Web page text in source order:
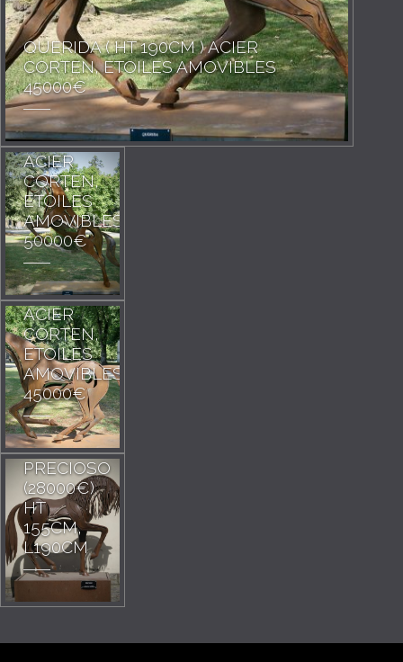
QUERIDA ( HT 190CM ) ACIER
CORTEN, ETOILES AMOVIBLES
45000€
QUARTZ
( HT
272CM )
ACIER
CORTEN,
ETOILES
AMOVIBLES
50000€
QUECHUA
( HT
190CM )
ACIER
CORTEN,
ETOILES
AMOVIBLES
45000€
PRECIOSO
(28000€)
HT
155CM,
L190CM